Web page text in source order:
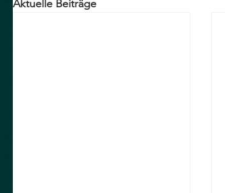
Aktuelle Beiträge